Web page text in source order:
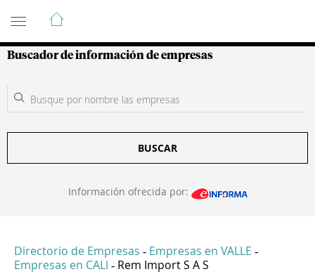
Guía de Empresas Colombianas
Buscador de información de empresas
BUSCAR
Información ofrecida por:
Directorio de Empresas - Empresas en VALLE -
Empresas en CALI - Rem Import S A S